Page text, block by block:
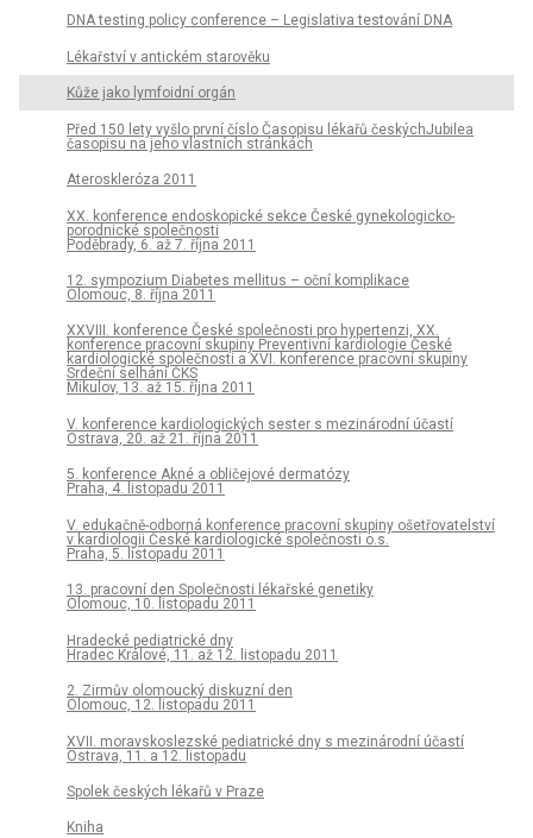
DNA testing policy conference – Legislativa testování DNA
Lékařství v antickém starověku
Kůže jako lymfoidní orgán
Před 150 lety vyšlo první číslo Časopisu lékařů českýchJubilea
časopisu na jeho vlastních stránkách
Ateroskleróza 2011
XX. konference endoskopické sekce České gynekologicko-
porodnické společnosti
Poděbrady, 6. až 7. října 2011
12. sympozium Diabetes mellitus – oční komplikace
Olomouc, 8. října 2011
XXVIII. konference České společnosti pro hypertenzi, XX.
konference pracovní skupiny Preventivní kardiologie České
kardiologické společnosti a XVI. konference pracovní skupiny
Srdeční selhání ČKS
Mikulov, 13. až 15. října 2011
V. konference kardiologických sester s mezinárodní účastí
Ostrava, 20. až 21. října 2011
5. konference Akné a obličejové dermatózy
Praha, 4. listopadu 2011
V. edukačně-odborná konference pracovní skupiny ošetřovatelství
v kardiologii České kardiologické společnosti o.s.
Praha, 5. listopadu 2011
13. pracovní den Společnosti lékařské genetiky
Olomouc, 10. listopadu 2011
Hradecké pediatrické dny
Hradec Králové, 11. až 12. listopadu 2011
2. Zirmův olomoucký diskuzní den
Olomouc, 12. listopadu 2011
XVII. moravskoslezské pediatrické dny s mezinárodní účastí
Ostrava, 11. a 12. listopadu
Spolek českých lékařů v Praze
Kniha